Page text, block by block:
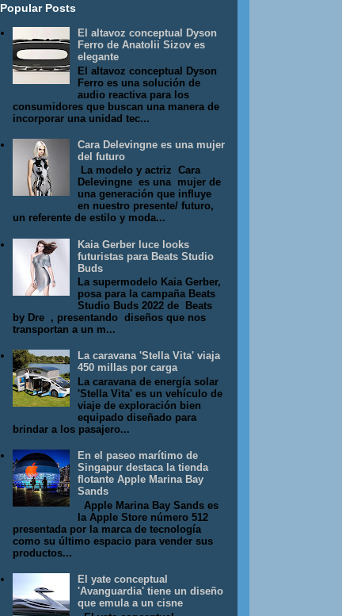
Popular Posts
El altavoz conceptual Dyson
Ferro de Anatolii Sizov es
elegante
El altavoz conceptual Dyson
Ferro es una solución de
audio reactiva para los
consumidores que buscan una manera de
incorporar una unidad tec...
Cara Delevingne es una mujer
del futuro
La modelo y actriz Cara
Delevingne es una mujer de
una generación que influye
en nuestro presente/ futuro,
un referente de estilo y moda...
Kaia Gerber luce looks
futuristas para Beats Studio
Buds
La supermodelo Kaia Gerber,
posa para la campaña Beats
Studio Buds 2022 de Beats
by Dre , presentando diseños que nos
transportan a un m...
La caravana 'Stella Vita' viaja
450 millas por carga
La caravana de energía solar
'Stella Vita' es un vehículo de
viaje de exploración bien
equipado diseñado para
brindar a los pasajero...
En el paseo marítimo de
Singapur destaca la tienda
flotante Apple Marina Bay
Sands
Apple Marina Bay Sands es
la Apple Store número 512
presentada por la marca de tecnología
como su último espacio para vender sus
productos...
El yate conceptual
'Avanguardia' tiene un diseño
que emula a un cisne